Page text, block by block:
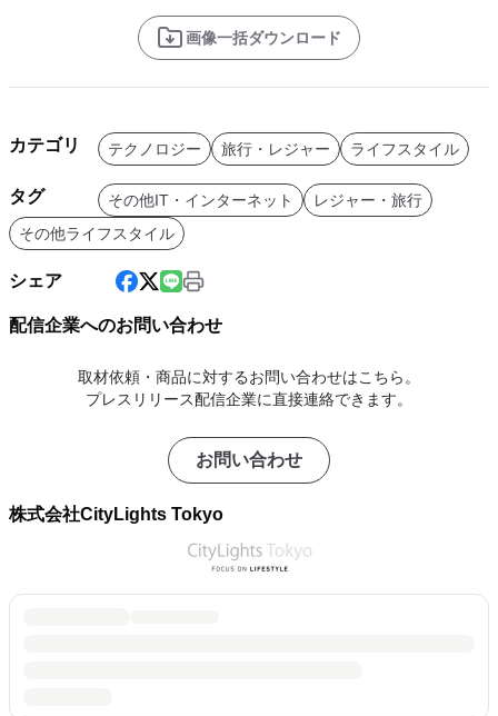
画像一括ダウンロード
カテゴリ テクノロジー 旅行・レジャー ライフスタイル
タグ その他IT・インターネット
レジャー・旅行
その他ライフスタイル
シェア
配信企業へのお問い合わせ
取材依頼・商品に対するお問い合わせはこちら。
プレスリリース配信企業に直接連絡できます。
お問い合わせ
株式会社CityLights Tokyo